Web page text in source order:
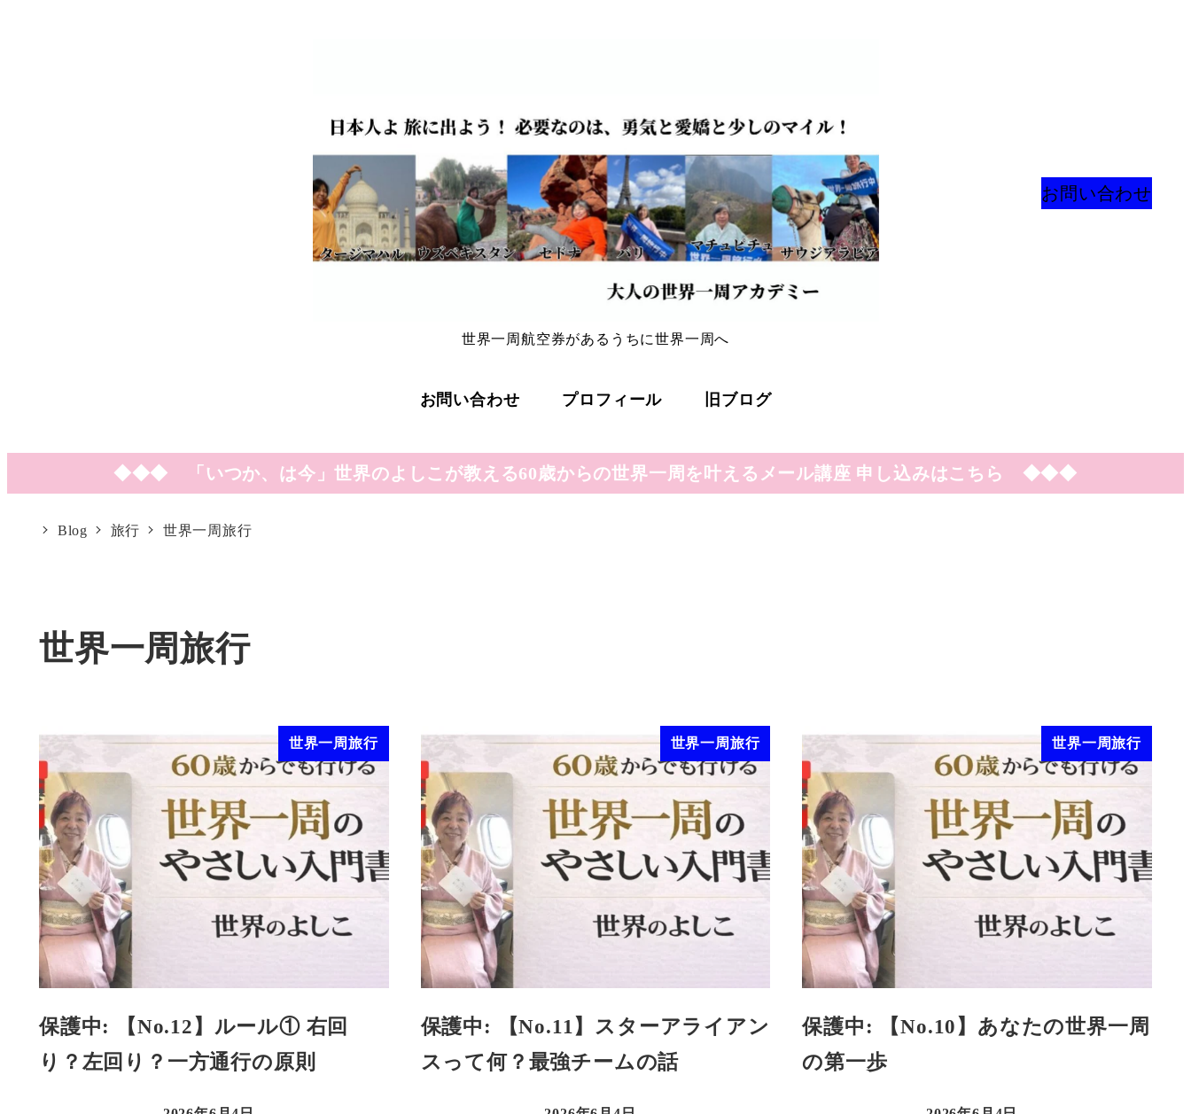
世界一周航空券があるうちに世界一周へ
お問い合わせ
お問い合わせ プロフィール 旧ブログ
◆◆◆ 「いつか、は今」世界のよしこが教える60歳からの世界一周を叶えるメール講座 申し込みはこちら ◆◆◆
Blog 旅行 世界一周旅行
世界一周旅行
世界一周旅行
保護中: 【No.12】ルール① 右回
り？左回り？一方通行の原則
世界一周旅行
保護中: 【No.11】スターアライアン
スって何？最強チームの話
世界一周旅行
保護中: 【No.10】あなたの世界一周
の第一歩